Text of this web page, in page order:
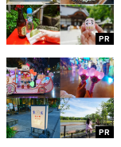
PR
PR